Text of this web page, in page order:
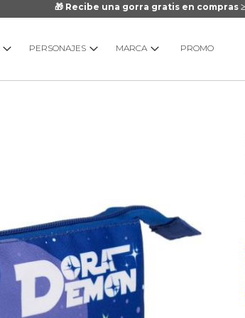
🎁 Recibe una gorra gratis en compras
PERSONAJES MARCA PROMO